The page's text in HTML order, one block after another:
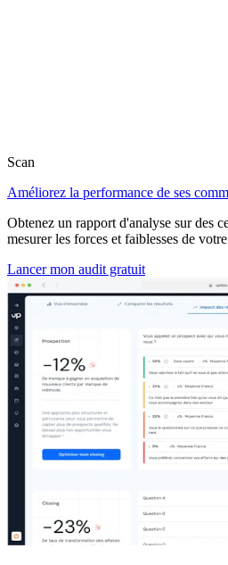
Scan
Améliorez la performance de ses
Obtenez un rapport d'analyse sur des
mesurer les forces et faiblesses de
Lancer mon audit gratuit